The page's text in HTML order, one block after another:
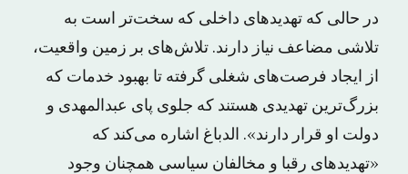
در حالی که تهدیدهای داخلی که سخت‌تر است به
تلاشی مضاعف نیاز دارند. تلاش‌های بر زمین واقعیت،
از ایجاد فرصت‌های شغلی گرفته تا بهبود خدمات که
بزرگ‌ترین تهدیدی هستند که جلوی پای عبدالمهدی و
دولت او قرار دارند». الدباغ اشاره می‌کند که
«تهدیدهای رقبا و مخالفان سیاسی همچنان وجود